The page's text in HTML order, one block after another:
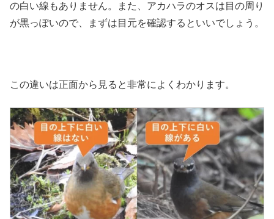
の白い線もありません。また、アカハラのオスは目の周り
が黒っぽいので、まずは目元を確認するといいでしょう。
この違いは正面から見ると非常によくわかります。